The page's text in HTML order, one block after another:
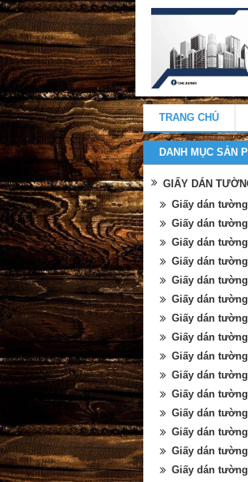
TRANG CHỦ
DANH MỤC SẢN
GIẤY DÁN
Giấy dán
Giấy dán
Giấy dán
Giấy dán
Giấy dán
Giấy dán
Giấy dán
Giấy dán
Giấy dán
Giấy dán
Giấy dán
Giấy dán
Giấy dán
Giấy dán
Giấy dán